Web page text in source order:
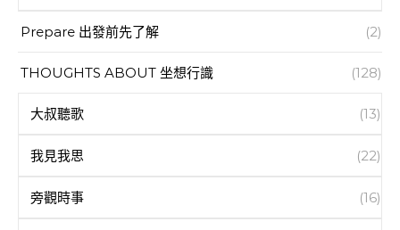
Prepare 出發前先了解 (2)
THOUGHTS ABOUT 坐想行識 (128)
大叔聽歌 (13)
我見我思 (22)
旁觀時事 (16)